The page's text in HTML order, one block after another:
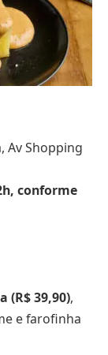
Av Shopping
conforme
(R$ 39,90),
e farofinha